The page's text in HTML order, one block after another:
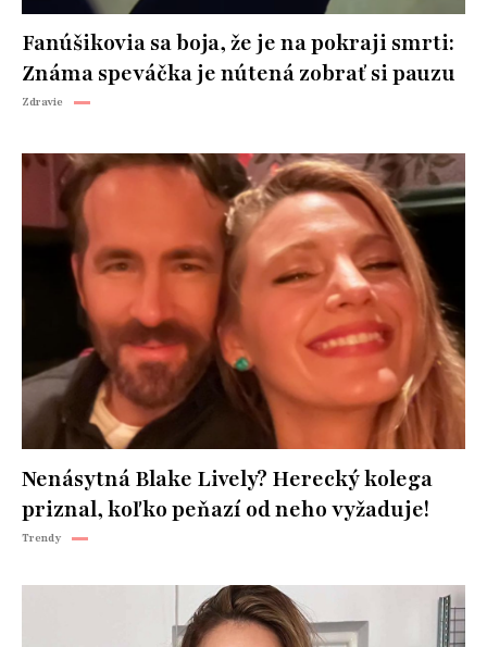
Fanúšikovia sa boja, že je na pokraji smrti:
Známa speváčka je nútená zobrať si pauzu
Zdravie
Nenásytná Blake Lively? Herecký kolega
priznal, koľko peňazí od neho vyžaduje!
Trendy